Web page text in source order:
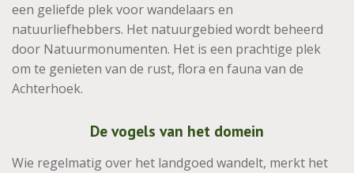
een geliefde plek voor wandelaars en
natuurliefhebbers. Het natuurgebied wordt beheerd
door Natuurmonumenten. Het is een prachtige plek
om te genieten van de rust, flora en fauna van de
Achterhoek.
De vogels van het domein
Wie regelmatig over het landgoed wandelt, merkt het